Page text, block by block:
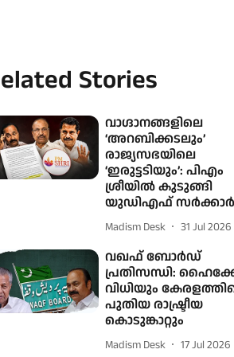
Stories
വാഗ്ദാനങ്ങളിലെ
‘അറബിക്കടലും’
രാജ്യസഭയിലെ
‘ഇരുട്ടടിയും’: പിഎം
ശ്രീയിൽ കുടുങ്ങി
യുഡിഎഫ് സർക്കാർ
Madism Desk 31 Jul 2026
വഖഫ് ബോർഡ്
പ്രതിസന്ധി:
വിധിയും
പുതിയ രാഷ്ട്രീയ
കൊടുങ്കാറ്റും
Madism Desk 17 Jul 2026